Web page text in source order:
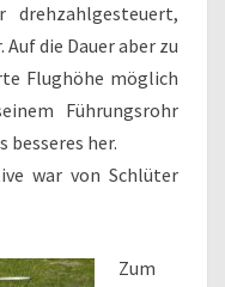
drehzahlgesteuert,
die Dauer aber zu
Flughöhe möglich
Führungsrohr
besseres her.
war von Schlüter
Zum